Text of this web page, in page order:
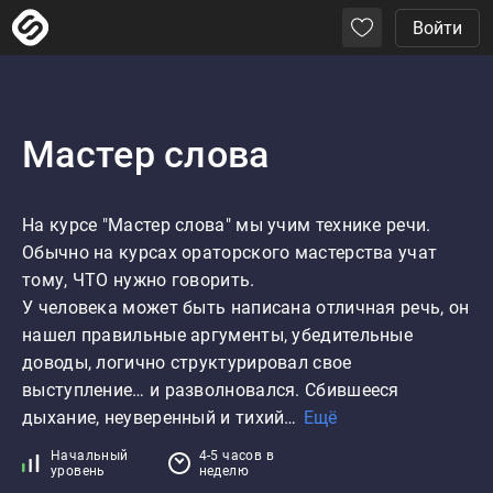
Войти
Мастер слова
На курсе "Мастер слова" мы учим технике речи.
Обычно на курсах ораторского мастерства учат
тому, ЧТО нужно говорить.
У человека может быть написана отличная речь, он
нашел правильные аргументы, убедительные
доводы, логично структурировал свое
выступление… и разволновался. Сбившееся
дыхание, неуверенный и тихий… Ещё
Начальный
уровень
4-5 часов в
неделю